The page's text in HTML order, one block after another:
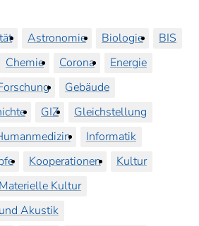
Astronomie Biologie
BIS
Chemie Corona
Energie
Gebäude
GIZ
Gleichstellung
Informatik
Kooperationen
Kultur
Materielle Kultur
Akustik